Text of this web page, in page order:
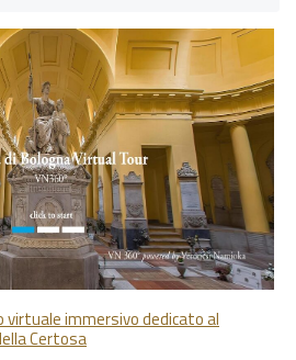
virtuale immersivo dedicato al
Certosa